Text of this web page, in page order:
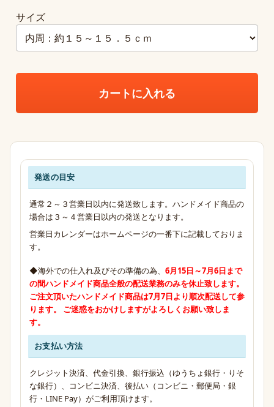
サイズ
カートに入れる
発送・お支払い・送料のご案内
発送の目安
通常２～３営業日以内に発送致します。ハンドメイド商品の
場合は３～４営業日以内の発送となります。
営業日カレンダーはホームページの一番下に記載しておりま
す。
◆海外での仕入れ及びその準備の為、 6月15日～7月6日まで
の間ハンドメイド商品全般の配送業務のみを休止致します。
ご注文頂いたハンドメイド商品は7月7日より順次配送して参
ります。 ご迷惑をおかけしますがよろしくお願い致しま
す。
お支払い方法
クレジット決済、代金引換、銀行振込（ゆうちょ銀行・りそ
な銀行）、コンビニ決済、後払い（コンビニ・郵便局・銀
行・LINE Pay）がご利用頂けます。